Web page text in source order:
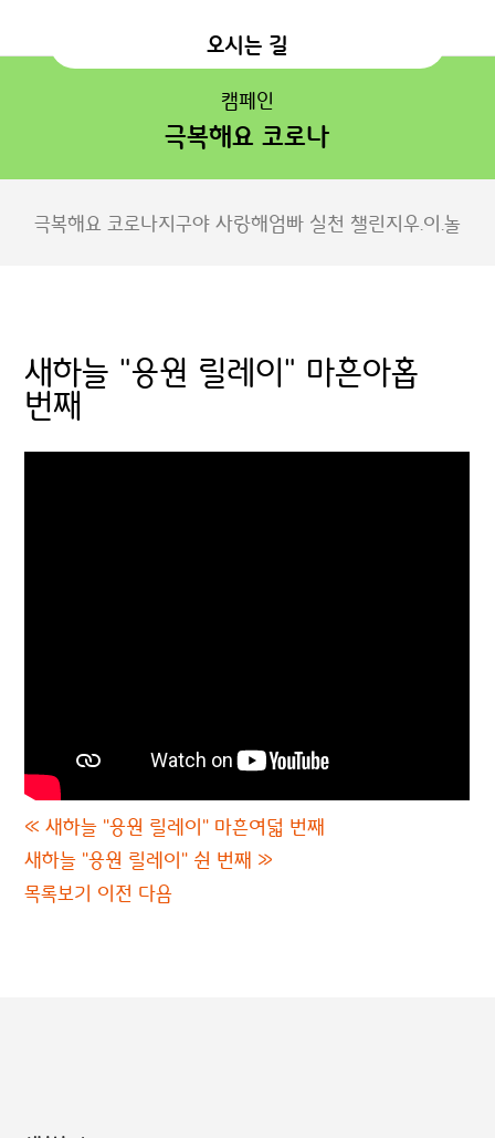
오시는 길
캠페인
극복해요 코로나
극복해요 코로나지구야 사랑해엄빠 실천 챌린지우.이.놀
새하늘 "응원 릴레이" 마흔아홉
번째
« 새하늘 "응원 릴레이" 마흔여덟 번째
새하늘 "응원 릴레이" 쉰 번째 »
목록보기 이전 다음